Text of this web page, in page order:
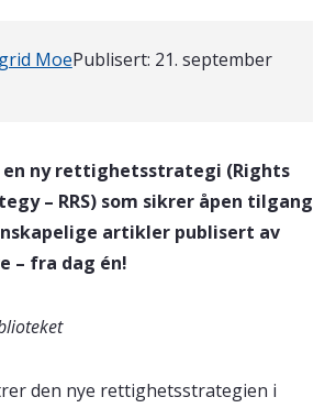
MoePublisert: 21. september
en ny rettighetsstrategi (Rights
– RRS) som sikrer åpen tilgang
artikler publisert av
– fra dag én!
den nye rettighetsstrategien i